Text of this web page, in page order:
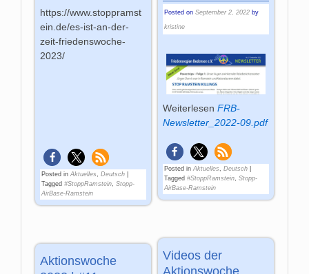
https://www.stoppramst
ein.de/es-ist-an-der-
zeit-friedenswoche-
2023/
Posted in Aktuelles ,Deutsch
Tagged #StoppRamstein ,Stopp-
AirBase-Ramstein
Posted on September 2, 2022 by
kristine
Weiterlesen FRB-
Newsletter_2022-09.pdf
Posted in Aktuelles, Deutsch|
Tagged #StoppRamstein, Stopp-
AirBase-Ramstein
Videos der
Aktionswoche